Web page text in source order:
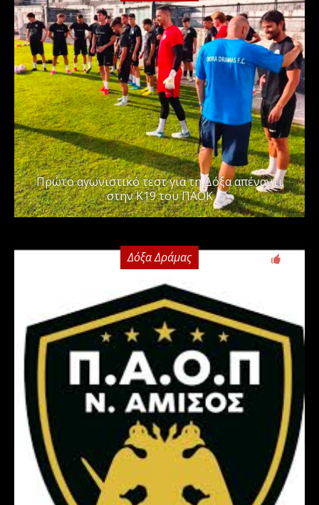
Πρώτο αγωνιστικό τεστ για τη Δόξα απέναντι
στην Κ19 του ΠΑΟΚ
Δόξα Δράμας